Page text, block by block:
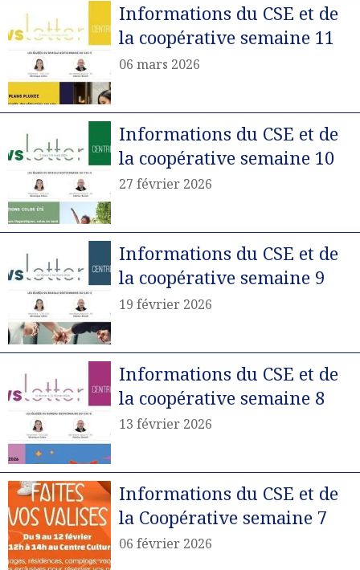
Informations du CSE et de
la coopérative semaine 11
06 mars 2026
Informations du CSE et de
la coopérative semaine 10
27 février 2026
Informations du CSE et de
la coopérative semaine 9
19 février 2026
Informations du CSE et de
la coopérative semaine 8
13 février 2026
Informations du CSE et de
la Coopérative semaine 7
06 février 2026